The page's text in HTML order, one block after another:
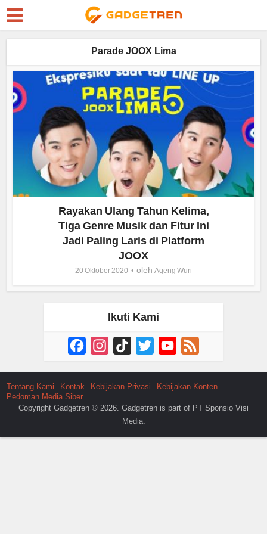
Parade JOOX Lima
Rayakan Ulang Tahun Kelima,
Tiga Genre Musik dan Fitur Ini
Jadi Paling Laris di Platform
JOOX
20 Oktober 2020 oleh Ageng Wuri
Ikuti Kami
FacebookInstagram
TikTok Twitter YouTube
Channel
Tentang Kami Kontak Kebijakan Privasi
Kebijakan Konten
Pedoman Media Siber
Copyright Gadgetren © 2026. Gadgetren is part of PT Sponsio Visi
Media.